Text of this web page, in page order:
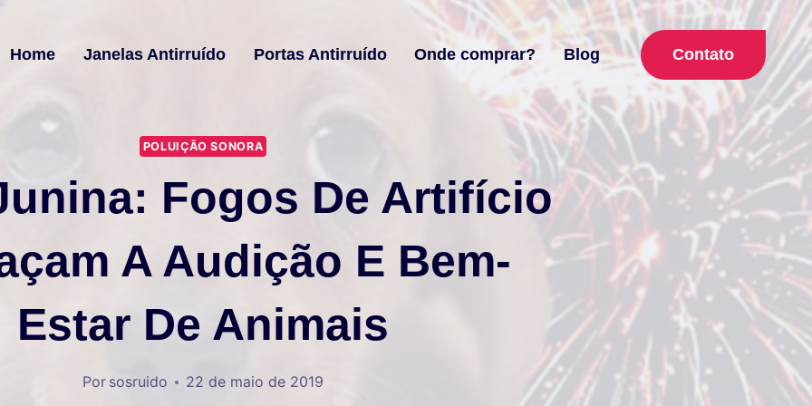
Home Janelas Antirruído Portas Antirruído Onde comprar? Blog Contato
POLUIÇÃO SONORA
Fogos De Artifício
A Audição E Bem-
Estar De Animais
Por sosruido 22 de maio de 2019